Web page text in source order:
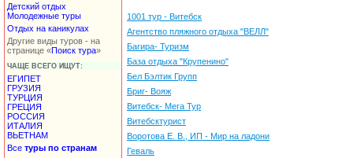
Детский отдых
Молодежные туры
Отдых на каникулах
Другие виды туров - на
странице «Поиск тура»
ЧАЩЕ ВСЕГО ИЩУТ:
ЕГИПЕТ
ГРУЗИЯ
ТУРЦИЯ
ГРЕЦИЯ
РОССИЯ
ИТАЛИЯ
ВЬЕТНАМ
Все туры по странам
1001 тур - Витебск
Агентство пляжного отдыха "ВЕЛЛ"
Багира- Туризм
База отдыха "Крупенино"
Бел Бэлтик Групп
Бриг- Вояж
Витебск- Мега Тур
Витебсктурист
Воротова Е. В., ИП - Мир на ладони
Геваль